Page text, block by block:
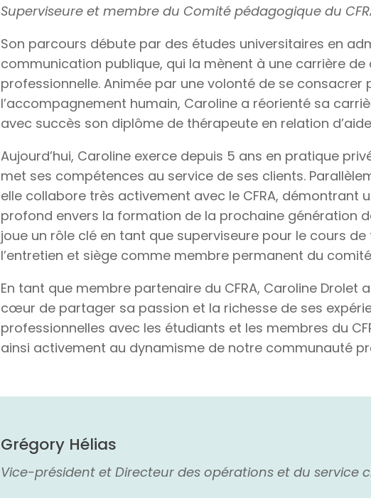
Superviseure et membre du Comité pédagogique du
Son parcours débute par des études universitaires en
communication publique, qui la mènent à une carrière
professionnelle. Animée par une volonté de se consacrer
l’accompagnement humain, Caroline a réorienté sa
avec succès son diplôme de thérapeute en relation d’aide
Aujourd’hui, Caroline exerce depuis 5 ans en pratique
met ses compétences au service de ses clients.
elle collabore très activement avec le CFRA, démontrant
profond envers la formation de la prochaine génération
joue un rôle clé en tant que superviseure pour le cours
l’entretien et siège comme membre permanent du
En tant que membre partenaire du CFRA, Caroline Drolet
cœur de partager sa passion et la richesse de ses
professionnelles avec les étudiants et les membres du
ainsi activement au dynamisme de notre communauté
Grégory Hélias
Vice-président et Directeur des opérations et du service